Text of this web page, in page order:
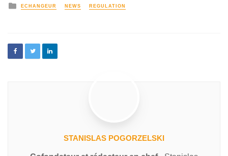
ECHANGEUR NEWS REGULATION
STANISLAS POGORZELSKI